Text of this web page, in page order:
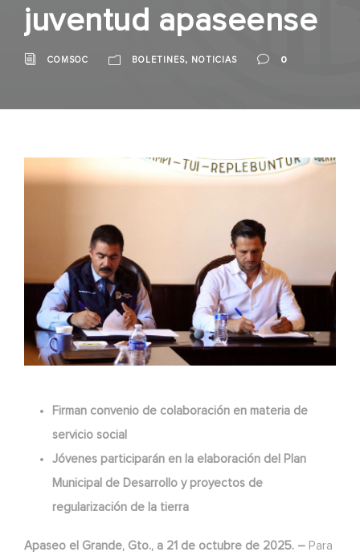
juventud apaseense
COMSOC BOLETINES, NOTICIAS 0
Firman convenio de colaboración en materia de
servicio social
Jóvenes participarán en la elaboración del Plan
Municipal de Desarrollo y proyectos de
regularización de la tierra
Apaseo el Grande, Gto., a 21 de octubre de 2025. – Para